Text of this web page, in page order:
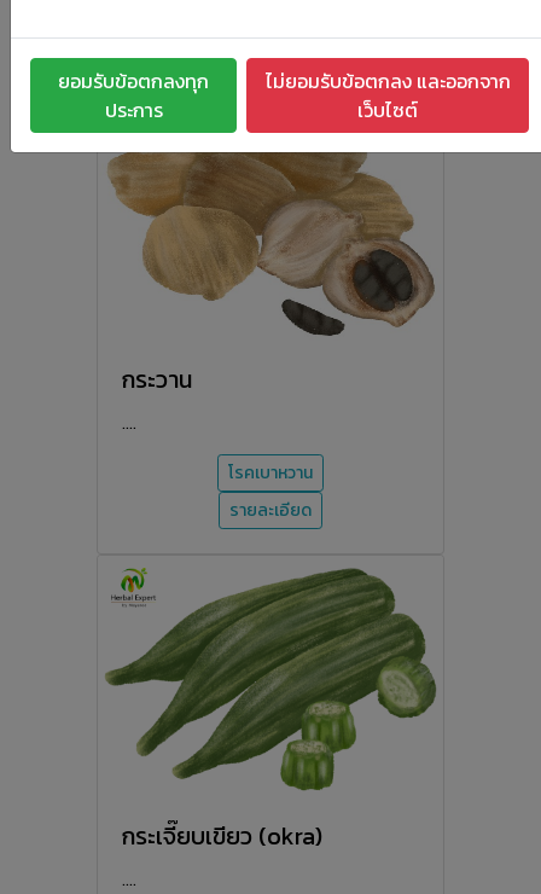
รายละเอียด
กระวาน
....
โรคเบาหวาน
รายละเอียด
กระเจี๊ยบเขียว (okra)
....
ยอมรับข้อตกลงทุก
ประการ
ไม่ยอมรับข้อตกลง และออกจาก
เว็บไซต์